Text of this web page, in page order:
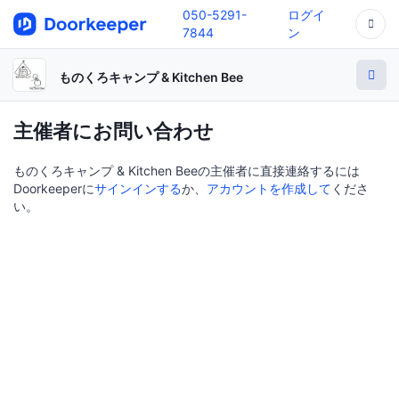
050-5291-
7844
ログイ
ン
ものくろキャンプ & Kitchen Bee
主催者にお問い合わせ
ものくろキャンプ & Kitchen Beeの主催者に直接連絡するには
Doorkeeperにサインインするか、 アカウントを作成して くださ
い。